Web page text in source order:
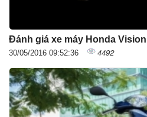
Đánh giá xe máy Honda
30/05/2016 09:52:36 4492